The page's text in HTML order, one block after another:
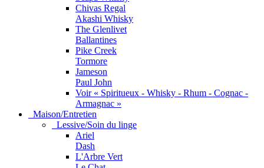
Chivas Regal
Akashi Whisky
The Glenlivet
Ballantines
Pike Creek
Tormore
Jameson
Paul John
Voir « Spiritueux - Whisky - Rhum - Cognac -
Armagnac »
Maison/Entretien
Lessive/Soin du linge
Ariel
Dash
L'Arbre Vert